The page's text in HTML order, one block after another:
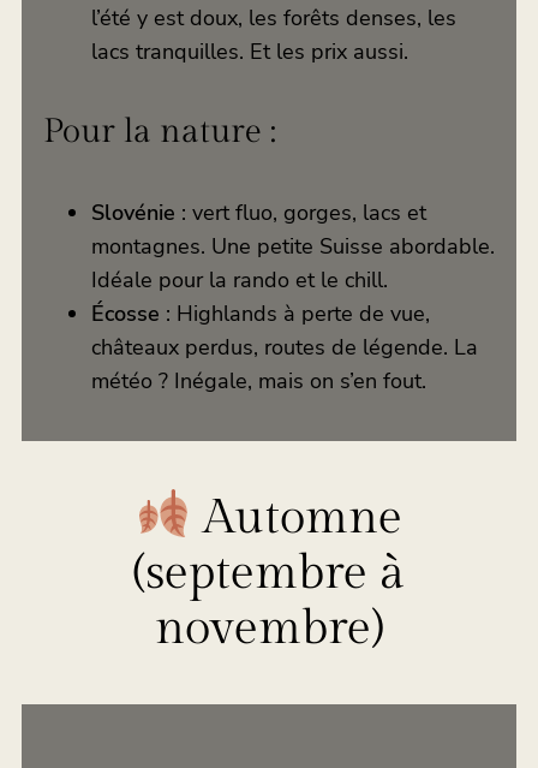
l’été y est doux, les forêts denses, les
lacs tranquilles. Et les prix aussi.
Pour la nature :
Slovénie : vert fluo, gorges, lacs et
montagnes. Une petite Suisse abordable.
Idéale pour la rando et le chill.
Écosse : Highlands à perte de vue,
châteaux perdus, routes de légende. La
météo ? Inégale, mais on s’en fout.
Automne
(septembre à
novembre)